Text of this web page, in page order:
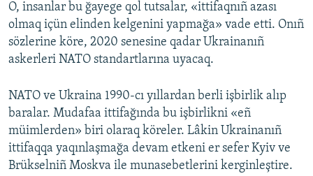
O, insanlar bu ğayege qol tutsalar, «ittifaqnıñ azası
olmaq içün elinden kelgenini yapmağa» vade etti. Onıñ
sözlerine köre, 2020 senesine qadar Ukrainanıñ
askerleri NATO standartlarına uyacaq.
NATO ve Ukraina 1990-cı yıllardan berli işbirlik alıp
baralar. Mudafaa ittifağında bu işbirlikni «eñ
müimlerden» biri olaraq köreler. Lâkin Ukrainanıñ
ittifaqqa yaqınlaşmağa devam etkeni er sefer Kyiv ve
Brükselniñ Moskva ile munasebetlerini kerginleştire.